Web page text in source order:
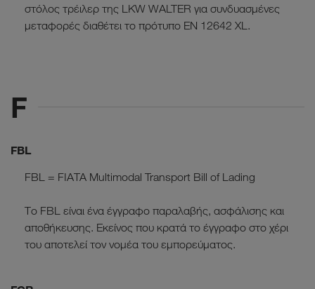
στόλος τρέιλερ της LKW WALTER για συνδυασμένες
μεταφορές διαθέτει το πρότυπο EN 12642 XL.
F
FBL
FBL = FIATA Multimodal Transport Bill of Lading
Το FBL είναι ένα έγγραφο παραλαβής, ασφάλισης και
αποθήκευσης. Εκείνος που κρατά το έγγραφο στο χέρι
του αποτελεί τον νομέα του εμπορεύματος.